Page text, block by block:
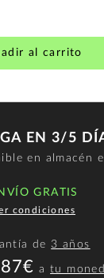
al carrito
EN 3/5
en almacén
GRATIS
condiciones
de 3 años
atu